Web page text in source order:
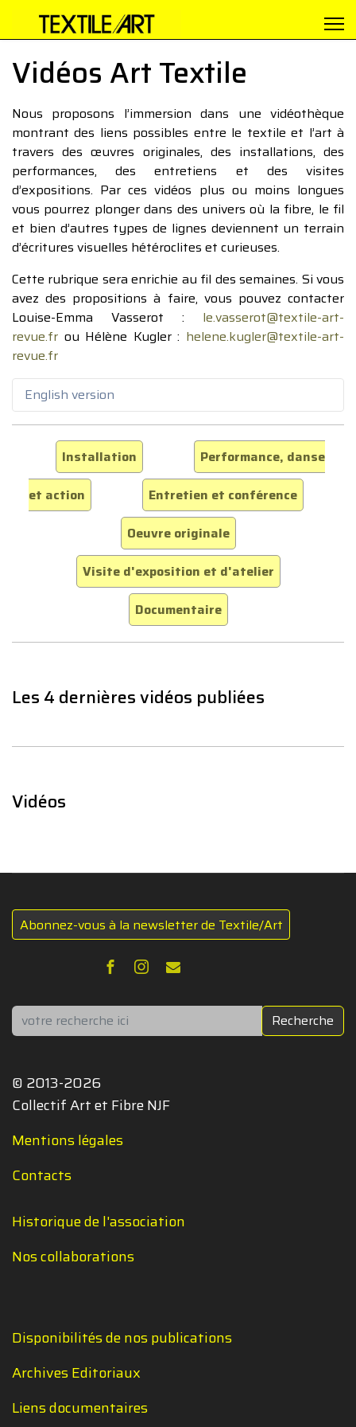
Vidéos Art Textile
Nous proposons l’immersion dans une vidéothèque
montrant des liens possibles entre le textile et l’art à
travers des œuvres originales, des installations, des
performances, des entretiens et des visites
d’expositions. Par ces vidéos plus ou moins longues
vous pourrez plonger dans des univers où la fibre, le fil
et bien d’autres types de lignes deviennent un terrain
d’écritures visuelles hétéroclites et curieuses.
Cette rubrique sera enrichie au fil des semaines. Si vous
avez des propositions à faire, vous pouvez contacter
Louise-Emma Vasserot : le.vasserot@textile-art-
revue.fr ou Hélène Kugler : helene.kugler@textile-art-
revue.fr
English version
Installation
Performance, danse
et action
Entretien et conférence
Oeuvre originale
Visite d'exposition et d'atelier
Documentaire
Les 4 dernières vidéos publiées
Vidéos
Abonnez-vous à la newsletter de Textile/Art
Rechercher Recherche
© 2013-2026
Collectif Art et Fibre NJF
Mentions légales
Contacts
Historique de l'association
Nos collaborations
Disponibilités de nos publications
Archives Editoriaux
Liens documentaires